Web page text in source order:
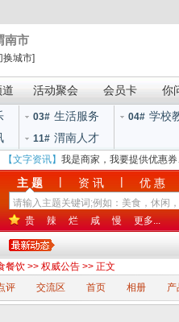
南市
换城市]
道 活动聚会 会员卡 你
03# 生活服务 04# 学校
11# 渭南人才
【文字资讯】 我是商家，我要提供优惠
主 题 | 资 讯 | 优 惠
贵 辣 烂 咸 慢 更多...
餐饮 >> 权威公告 >> 正文
评 交流区 首页 相册 产